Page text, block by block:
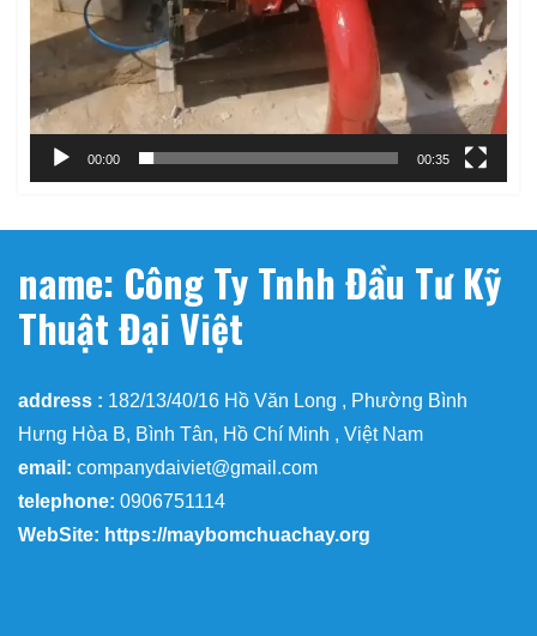
00:00 00:35
name: Công Ty Tnhh Đầu Tư Kỹ
Thuật Đại Việt
address : 182/13/40/16 Hồ Văn Long , Phường Bình
Hưng Hòa B, Bình Tân, Hồ Chí Minh , Việt Nam
email: companydaiviet@gmail.com
telephone: 0906751114
WebSite: https://maybomchuachay.org